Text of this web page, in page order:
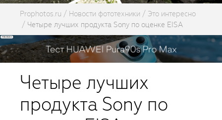
Prophotos.ru Новости фототехники
Это интересно
Четыре лучших продукта Sony по оценке EISA
Четыре лучших
продукта Sony по